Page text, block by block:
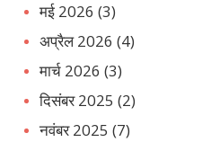
मई 2026 (3)
अप्रैल 2026 (4)
मार्च 2026 (3)
दिसंबर 2025 (2)
नवंबर 2025 (7)